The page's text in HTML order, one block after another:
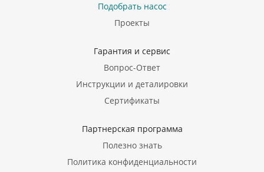
Подобрать насос
Проекты
Гарантия и сервис
Вопрос-Ответ
Инструкции и деталировки
Сертификаты
Партнерская программа
Полезно знать
Политика конфиденциальности